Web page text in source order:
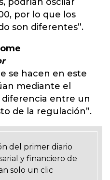
por lo que los
son diferentes”.
se hacen en este
mediante el
diferencia entre un
de la regulación”.
del primer diario
y financiero de
solo un clic